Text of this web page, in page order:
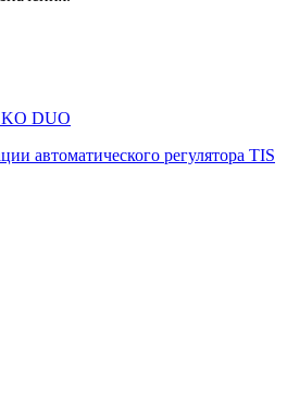
DUO
автоматического регулятора TIS